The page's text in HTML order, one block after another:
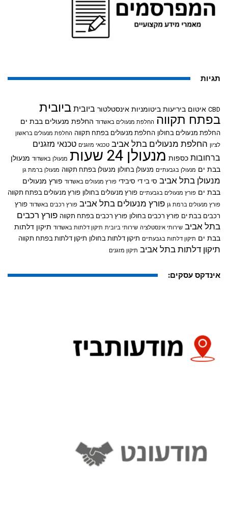
תגיות
CBD איטום ביריעות ביטומניות אינסטלטור ביובית ביובית
בפתח תקווה החלפת מנעולים באשדוד החלפת מנעולים בבת ים
החלפת מנעולים בחולון החלפת מנעולים בפתח תקווה החלפת מנעולים בראשון
לציון החלפת מנעולים בתל אביב טכנאי מזגנים טכנאי מזגנים
ברחובות כספות מנעולן 24 שעות מנעולן באשדוד מנעולן
בבת ים מנעולן בגבעתיים מנעולן בחולון מנעולן בפתח תקווה מנעולן ברמת גן
מנעולן בתל אביב סי בי די סיבידי פורץ מנעולים באשדוד פורץ מנעולים
בבת ים פורץ מנעולים בגבעתיים פורץ מנעולים בחולון פורץ מנעולים בפתח תקווה
פורץ מנעולים ברמת גן פורץ מנעולים בתל אביב פורץ רכבים באשדוד פורץ
רכבים בבת ים פורץ רכבים בחולון פורץ רכבים בפתח תקווה פורץ רכבים
בתל אביב שירותי אינסטלציה שירותי ביובית תיקון דלתות באשדוד תיקון דלתות
בבת ים תיקון דלתות בגבעתיים תיקון דלתות בחולון תיקון דלתות בפתח תקווה
תיקון דלתות בתל אביב תיקון מזגנים
אינדקס עסקים: